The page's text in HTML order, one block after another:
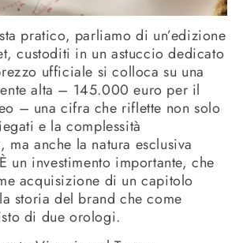
pratico, parliamo di un’edizione
custoditi in un astuccio dedicato
ufficiale si colloca su una
alta – 145.000 euro per il
– una cifra che riflette non solo
e la complessità
ma anche la natura esclusiva
un investimento importante, che
acquisizione di un capitolo
storia del brand che come
di due orologi.